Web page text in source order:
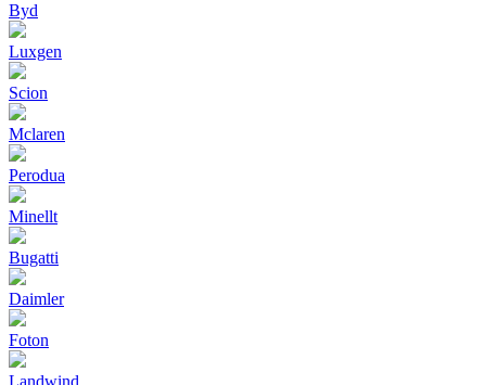
Byd
Luxgen
Scion
Mclaren
Perodua
Minellt
Bugatti
Daimler
Foton
Landwind